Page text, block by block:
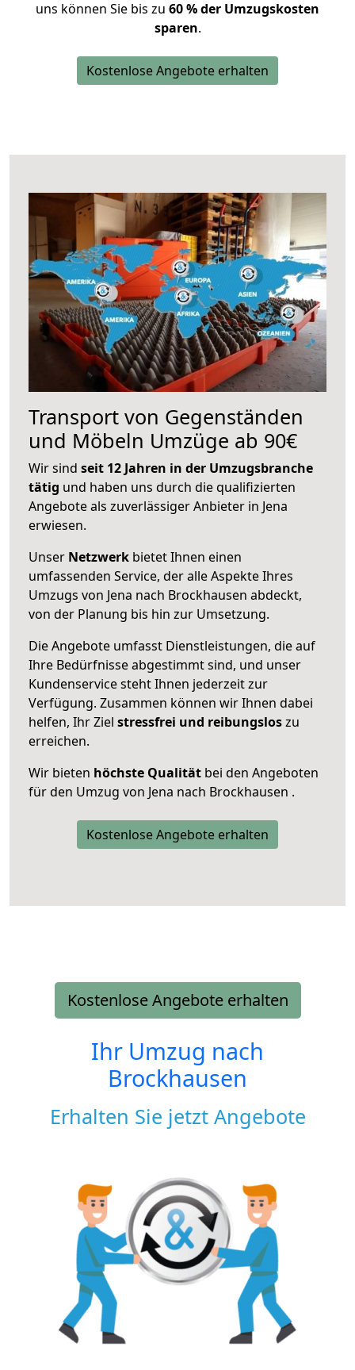
uns können Sie bis zu 60 % der Umzugskosten
sparen.
Kostenlose Angebote erhalten
Transport von Gegenständen
und Möbeln Umzüge ab 90€
Wir sind seit 12 Jahren in der Umzugsbranche
tätig und haben uns durch die qualifizierten
Angebote als zuverlässiger Anbieter in Jena
erwiesen.
Unser Netzwerk bietet Ihnen einen
umfassenden Service, der alle Aspekte Ihres
Umzugs von Jena nach Brockhausen abdeckt,
von der Planung bis hin zur Umsetzung.
Die Angebote umfasst Dienstleistungen, die auf
Ihre Bedürfnisse abgestimmt sind, und unser
Kundenservice steht Ihnen jederzeit zur
Verfügung. Zusammen können wir Ihnen dabei
helfen, Ihr Ziel stressfrei und reibungsloszu
erreichen.
Wir bieten höchste Qualität bei den Angeboten
für den Umzug von Jena nach Brockhausen .
Kostenlose Angebote erhalten
Kostenlose Angebote erhalten
Ihr Umzug nach
Brockhausen
Erhalten Sie jetzt Angebote